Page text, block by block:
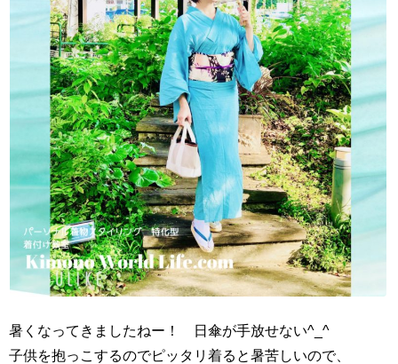
暑くなってきましたねー！ 日傘が手放せない^_^
子供を抱っこするのでピッタリ着ると暑苦しいので、